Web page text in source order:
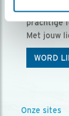
Vogels is
prachtige
Met jouw
WORD
Onze sites